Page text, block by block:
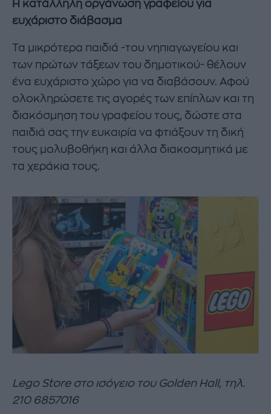
Η κατάλληλη οργάνωση γραφείου για
ευχάριστο διάβασμα
Τα μικρότερα παιδιά -του νηπιαγωγείου και
των πρώτων τάξεων του δημοτικού- θέλουν
ένα ευχάριστο χώρο για να διαβάσουν. Αφού
ολοκληρώσετε τις αγορές των επίπλων και τη
διακόσμηση του γραφείου τους, δώστε στα
παιδιά σας την ευκαιρία να φτιάξουν τη δική
τους μολυβοθήκη και άλλα διακοσμητικά με
τα χεράκια τους.
Lego Store στο ισόγειο τουGolden Hall, τηλ.
210 6857016